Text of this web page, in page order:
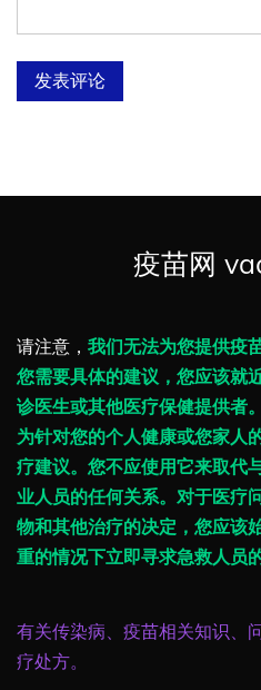
疫苗网
请注意， 我们无法为您提供疫
您需要具体的建议，您应该就
诊医生或其他医疗保健提供者
为针对您的个人健康或您家人
疗建议。您不应使用它来取代
业人员的任何关系。对于医疗
物和其他治疗的决定，您应该
重的情况下立即寻求急救人员的
有关传染病、疫苗相关知识、
疗处方。